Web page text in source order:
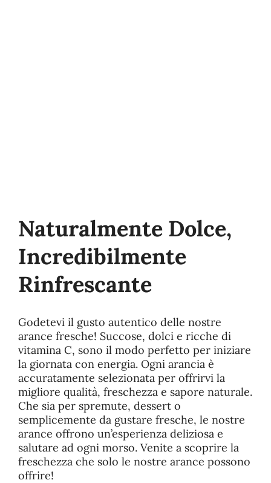
Contatto
Naturalmente Dolce,
Incredibilmente
Rinfrescante
Godetevi il gusto autentico delle nostre
arance fresche! Succose, dolci e ricche di
vitamina C, sono il modo perfetto per iniziare
la giornata con energia. Ogni arancia è
accuratamente selezionata per offrirvi la
migliore qualità, freschezza e sapore naturale.
Che sia per spremute, dessert o
semplicemente da gustare fresche, le nostre
arance offrono un’esperienza deliziosa e
salutare ad ogni morso. Venite a scoprire la
freschezza che solo le nostre arance possono
offrire!